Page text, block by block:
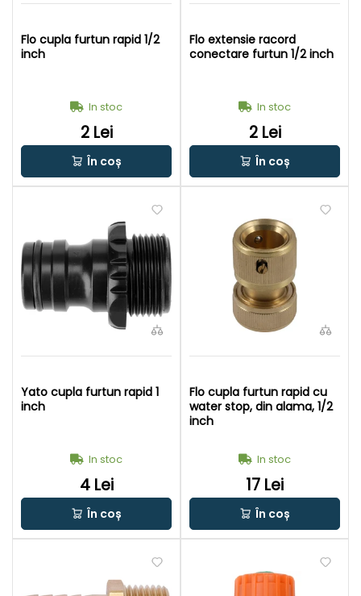
Flo cupla furtun rapid 1/2
inch
In stoc
2 Lei
În coș
Flo extensie racord
conectare furtun 1/2 inch
In stoc
2 Lei
În coș
Yato cupla furtun rapid 1
inch
In stoc
4 Lei
În coș
Flo cupla furtun rapid cu
water stop, din alama, 1/2
inch
In stoc
17 Lei
În coș